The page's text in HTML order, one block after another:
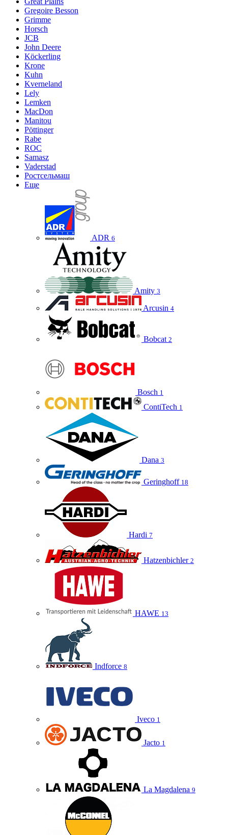
Gregoire Besson
Grimme
Horsch
JCB
John Deere
Köckerling
Krone
Kuhn
Kverneland
Lely
Lemken
MacDon
Manitou
Pöttinger
Rabe
ROC
Samasz
Vaderstad
Ростсельмаш
Еще
ADR 6
Amity 3
Arcusin 4
Bobcat 2
Bosch 1
ContiTech 1
Dana 3
Geringhoff 18
Hardi 7
Hatzenbichler 2
HAWE 13
Indforce 8
Iveco 1
Jacto 1
La Magdalena 9